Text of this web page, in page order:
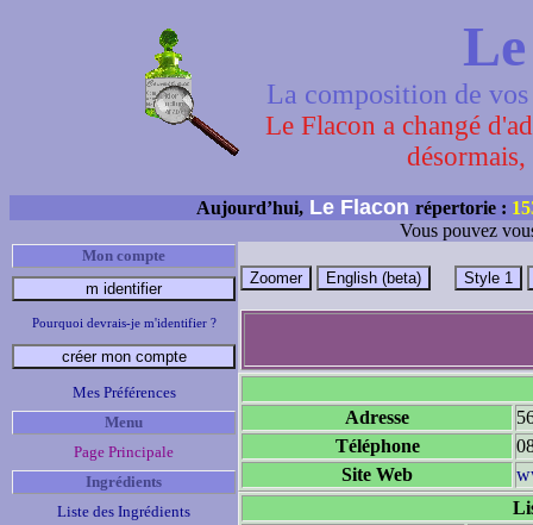
La composition de
Le Flacon a changé
Aujourd’hui, Le Flacon répertorie :
Vous pouvez
Mon compte
Pourquoi devrais-je m'identifier ?
Mes Préférences
Menu
Page Principale
Ingrédients
Liste des Ingrédients
Adresse
Téléphone
Site Web